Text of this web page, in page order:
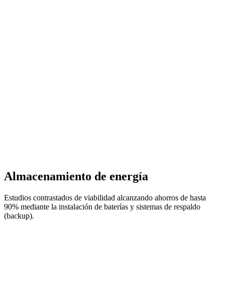
Almacenamiento de energía
Estudios contrastados de viabilidad alcanzando ahorros de hasta
90% mediante la instalación de baterías y sistemas de respaldo
(backup).